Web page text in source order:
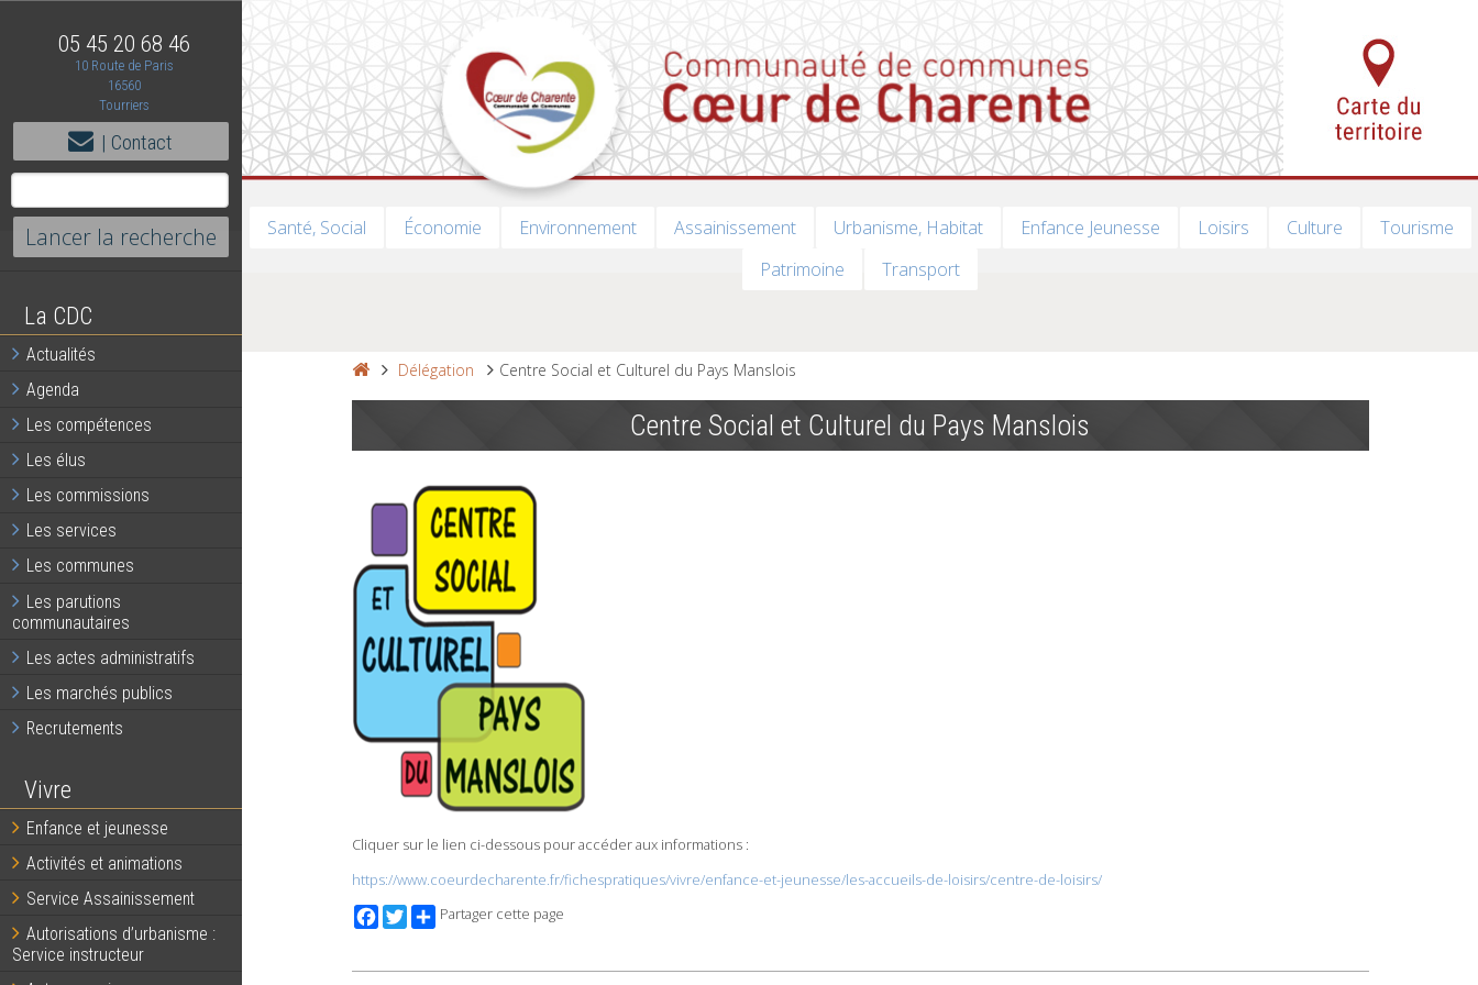
05 45 20 68 46
10 Route de Paris
16560
Tourriers
| Contact
La CDC
Actualités
Agenda
Les compétences
Les élus
Les commissions
Les services
Les communes
Les parutions
communautaires
Les actes administratifs
Les marchés publics
Recrutements
Vivre
Enfance et jeunesse
Activités et animations
Service Assainissement
Autorisations d’urbanisme :
Service instructeur
Santé, Social Économie Environnement Assainissement Urbanisme, Habitat Enfance Jeunesse Loisirs Culture
Tourisme
Patrimoine
Transport
Délégation Centre Social et Culturel du Pays Manslois
Centre Social et Culturel du Pays Manslois
Cliquer sur le lien ci-dessous pour accéder aux informations :
https://www.coeurdecharente.fr/fichespratiques/vivre/enfance-et-jeunesse/les-accueils-de-loisirs/centre-de-loisirs/
Facebook
TwitterPartager cette page